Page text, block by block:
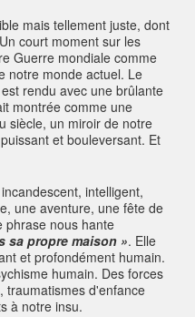
mais tellement juste, dont
court moment sur les
Guerre mondiale comme
notre monde actuel. Le
rendu avec une brûlante
montrée comme une
siècle, un miroir de notre
et bouleversant. Et
intelligent,
une aventure, une fête de
phrase nous hante
sa propre maison ». Elle
et profondément humain.
humain. Des forces
traumatismes d'enfance
à notre insu.